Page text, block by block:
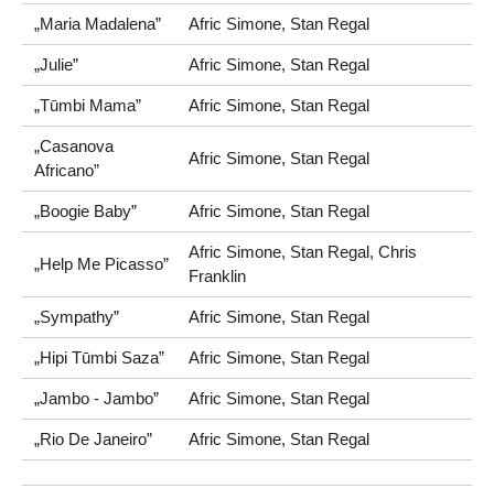
„Maria Madalena” Afric Simone, Stan Regal
„Julie” Afric Simone, Stan Regal
„Tūmbi Mama” Afric Simone, Stan Regal
„Casanova
Africano”
Afric Simone, Stan Regal
„Boogie Baby” Afric Simone, Stan Regal
„Help Me Picasso”
Afric Simone, Stan Regal, Chris
Franklin
„Sympathy” Afric Simone, Stan Regal
„Hipi Tūmbi Saza” Afric Simone, Stan Regal
„Jambo - Jambo” Afric Simone, Stan Regal
„Rio De Janeiro” Afric Simone, Stan Regal